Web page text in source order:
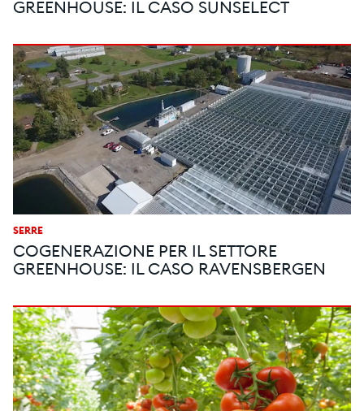
GREENHOUSE: IL CASO SUNSELECT
SERRE
COGENERAZIONE PER IL SETTORE
GREENHOUSE: IL CASO RAVENSBERGEN